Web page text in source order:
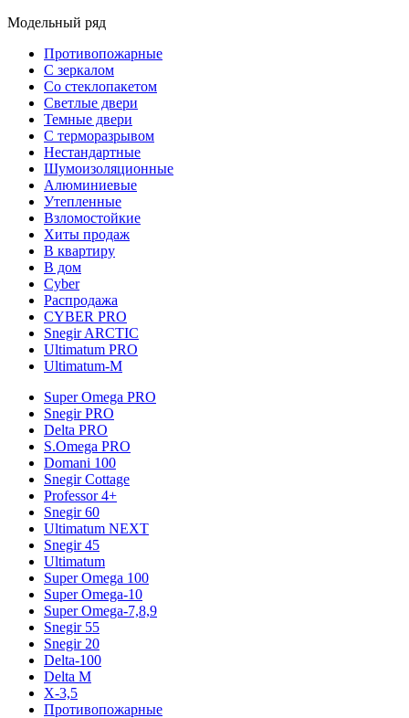
Модельный ряд
Противопожарные
С зеркалом
Со стеклопакетом
Светлые двери
Темные двери
С терморазрывом
Нестандартные
Шумоизоляционные
Алюминиевые
Утепленные
Взломостойкие
Хиты продаж
В квартиру
В дом
Cyber
Распродажа
CYBER PRO
Snegir ARCTIC
Ultimatum PRO
Ultimatum-M
Super Omega PRO
Snegir PRO
Delta PRO
S.Omega PRO
Domani 100
Snegir Cottage
Professor 4+
Snegir 60
Ultimatum NEXT
Snegir 45
Ultimatum
Super Omega 100
Super Omega-10
Super Omega-7,8,9
Snegir 55
Snegir 20
Delta-100
Delta M
X-3,5
Противопожарные